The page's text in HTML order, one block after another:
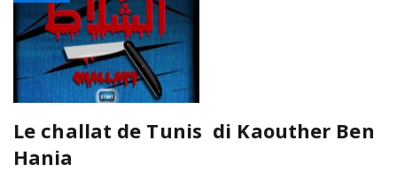
Le challat de Tunis di Kaouther Ben
Hania